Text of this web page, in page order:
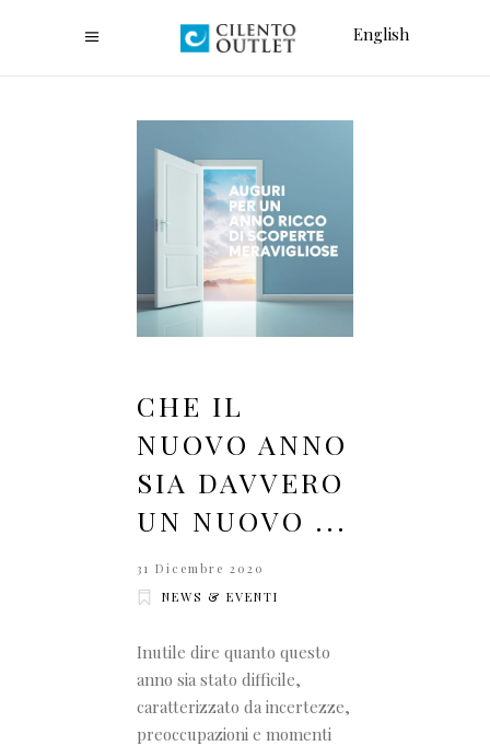
English
CHE IL
NUOVO ANNO
SIA DAVVERO
UN NUOVO ...
31 Dicembre 2020
NEWS & EVENTI
Inutile dire quanto questo
anno sia stato difficile,
caratterizzato da incertezze,
preoccupazioni e momenti